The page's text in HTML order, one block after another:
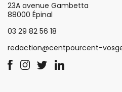
23A avenue Gambetta
88000 Épinal
03 29 82 56 18
redaction@centpourcent-